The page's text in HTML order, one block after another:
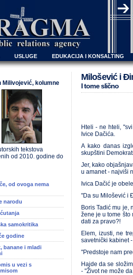
USLUGE EDUKACIJA I KONSALTING
Milivojević, kolumne
tekstova
od 2010. godine do
od ovoga nema
narodu
samokritika
godine
banane i mladi
u vezi s
Milošević i
I tome slično
Hteli - ne hteli,
Ivice Dačića.
A kako danas
skupštini
Jer, kako
u amanet - najviši
Ivica Dačić je
"Da su Milošević i
Boris Tadić mu je,
žene je u tome što
dati za pravo?!
Elem, izusti, ne
savetnički kabinet
"Predstoje nam
Hajde da se
- "Život ne može